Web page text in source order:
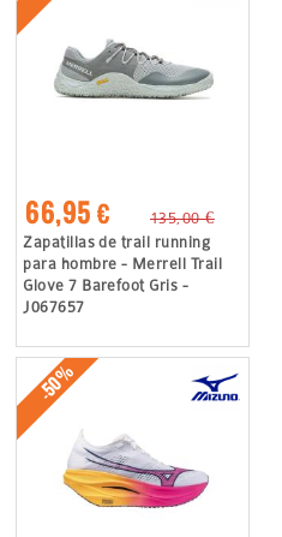
66,95 €
135,00 €
Zapatillas de trail running
para hombre - Merrell Trail
Glove 7 Barefoot Gris -
J067657
-50%